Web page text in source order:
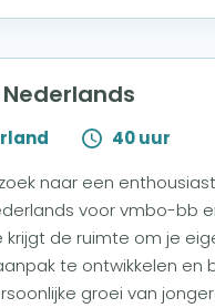
40 uur
naar een
voor vmbo-bb
krijgt de ruimte om je
te ontwikkelen en
groei van